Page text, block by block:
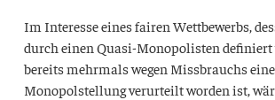
Im Interesse eines fairen Wettbewerbs,
durch einen Quasi-Monopolisten definiert
bereits mehrmals wegen Missbrauchs
Monopolstellung verurteilt worden ist,